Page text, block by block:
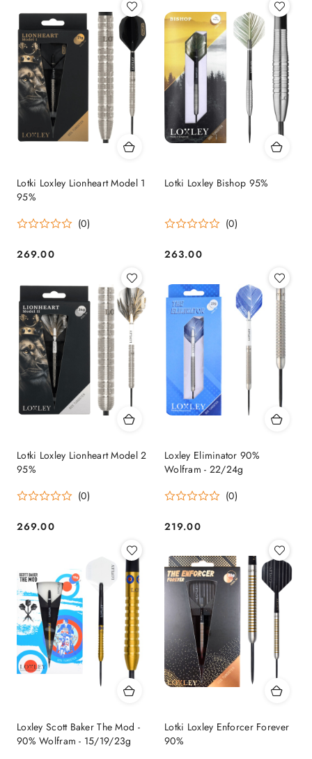
Lotki Loxley Lionheart Model 1
95%
(0)
Cena:
269.00
Lotki Loxley Bishop 95%
(0)
Cena:
263.00
Lotki Loxley Lionheart Model 2
95%
(0)
Cena:
269.00
Loxley Eliminator 90%
Wolfram - 22/24g
(0)
Cena:
219.00
Loxley Scott Baker The Mod -
90% Wolfram - 15/19/23g
Lotki Loxley Enforcer Forever
90%